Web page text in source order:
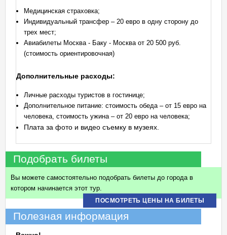
Медицинская страховка;
Индивидуальный трансфер – 20 евро в одну сторону до
трех мест;
Авиабилеты Москва - Баку - Москва от 20 500 руб.
(стоимость ориентировочная)
Дополнительные расходы:
Личные расходы туристов в гостинице;
Дополнительное питание: стоимость обеда – от 15 евро на
человека, стоимость ужина – от 20 евро на человека;
Плата за фото и видео съемку в музеях.
Подобрать билеты
Вы можете самостоятельно подобрать билеты до города в
котором начинается этот тур.
ПОСМОТРЕТЬ ЦЕНЫ НА БИЛЕТЫ
Полезная информация